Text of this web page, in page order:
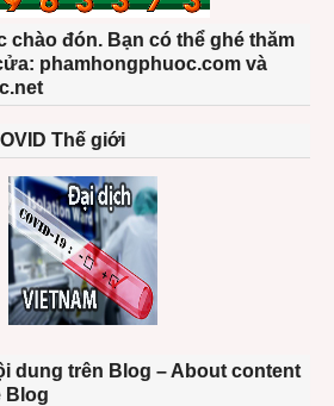
chào đón. Bạn có thể ghé thăm
phamhongphuoc.com và
Thế giới
dung trên Blog – About content
Blog